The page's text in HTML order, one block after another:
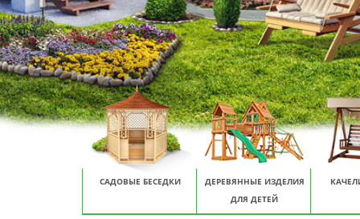
САДОВЫЕ БЕСЕДКИ
ДЕРЕВЯННЫЕ ИЗДЕЛИЯ
ДЛЯ ДЕТЕЙ